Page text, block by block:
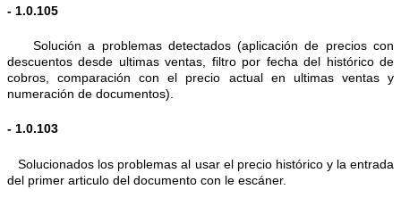
- 1.0.105
Solución a problemas detectados (aplicación de precios con
descuentos desde ultimas ventas, filtro por fecha del histórico de
cobros, comparación con el precio actual en ultimas ventas y
numeración de documentos).
- 1.0.103
Solucionados los problemas al usar el precio histórico y la entrada
del primer articulo del documento con le escáner.